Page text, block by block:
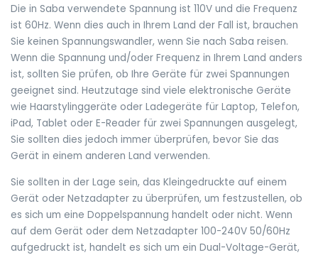
Die in Saba verwendete Spannung ist 110V und die Frequenz
ist 60Hz. Wenn dies auch in Ihrem Land der Fall ist, brauchen
Sie keinen Spannungswandler, wenn Sie nach Saba reisen.
Wenn die Spannung und/oder Frequenz in Ihrem Land anders
ist, sollten Sie prüfen, ob Ihre Geräte für zwei Spannungen
geeignet sind. Heutzutage sind viele elektronische Geräte
wie Haarstylinggeräte oder Ladegeräte für Laptop, Telefon,
iPad, Tablet oder E-Reader für zwei Spannungen ausgelegt,
Sie sollten dies jedoch immer überprüfen, bevor Sie das
Gerät in einem anderen Land verwenden.
Sie sollten in der Lage sein, das Kleingedruckte auf einem
Gerät oder Netzadapter zu überprüfen, um festzustellen, ob
es sich um eine Doppelspannung handelt oder nicht. Wenn
auf dem Gerät oder dem Netzadapter 100-240V 50/60Hz
aufgedruckt ist, handelt es sich um ein Dual-Voltage-Gerät,